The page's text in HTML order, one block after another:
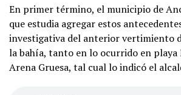
En primer término, el municipio de
que estudia agregar estos
investigativa del anterior vertimiento
la bahía, tanto en lo ocurrido en playa
Arena Gruesa, tal cual lo indicó el